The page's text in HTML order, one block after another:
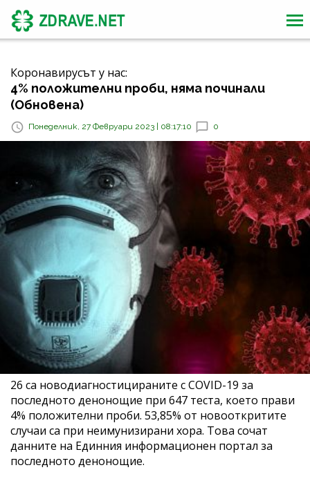
Коронавирусът у нас:
4% положителни проби, няма починали
(Обновена)
Понеделник, 27 Февруари 2023 | 08:17:10 0
26 са новодиагностицираните с COVID-19 за
последното денонощие при 647 теста, което прави
4% положителни проби. 53,85% от новооткритите
случаи са при неимунизирани хора. Това сочат
данните на Единния информационен портал за
последното денонощие.